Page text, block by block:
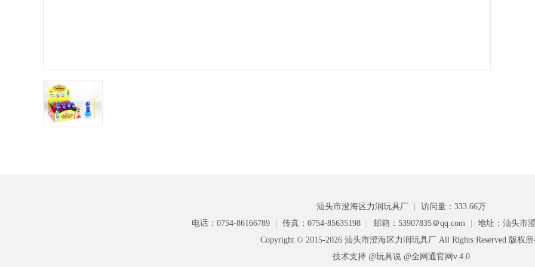
汕头市澄海区力润玩具厂
访问量：333.66万
电话：0754-86166789
传真：0754-85635198 邮箱：53907835＠qq.com
地址：汕头市
Copyright © 2015-2026 汕头市澄海区力润玩具厂 All Rights Reserved 版权
技术支持 @玩具说 @全网通官网v.4.0